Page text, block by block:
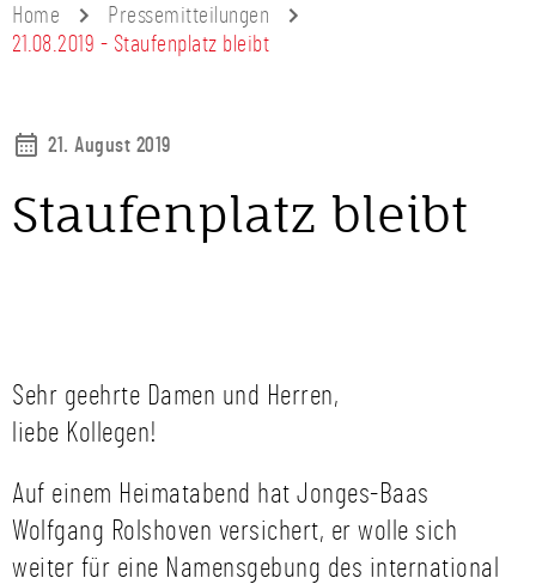
Home
Pressemitteilungen
21.08.2019 - Staufenplatz bleibt
21. August 2019
Staufenplatz bleibt
Sehr geehrte Damen und Herren,
liebe Kollegen!
Auf einem Heimatabend hat Jonges-Baas
Wolfgang Rolshoven versichert, er wolle sich
weiter für eine Namensgebung des international